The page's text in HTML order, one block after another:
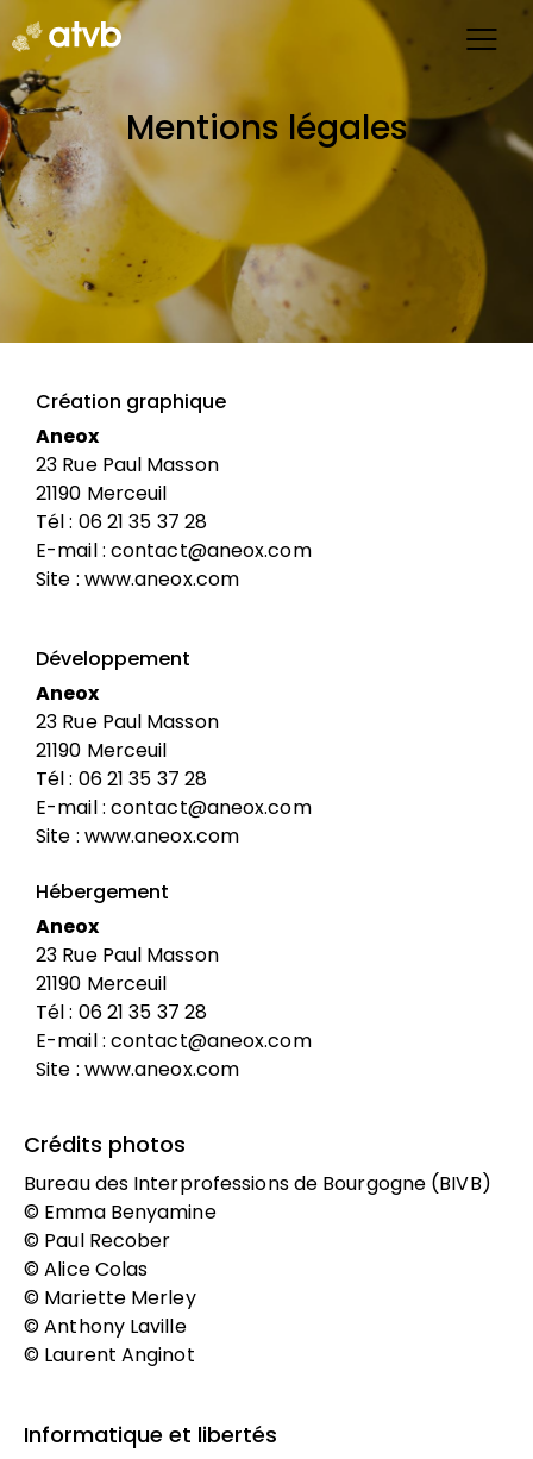
Mentions légales
Création graphique
Aneox
23 Rue Paul Masson
21190 Merceuil
Tél : 06 21 35 37 28
E-mail : contact@aneox.com
Site : www.aneox.com
Développement
Aneox
23 Rue Paul Masson
21190 Merceuil
Tél : 06 21 35 37 28
E-mail : contact@aneox.com
Site : www.aneox.com
Hébergement
Aneox
23 Rue Paul Masson
21190 Merceuil
Tél : 06 21 35 37 28
E-mail : contact@aneox.com
Site : www.aneox.com
Crédits photos
Bureau des Interprofessions de Bourgogne (BIVB)
© Emma Benyamine
© Paul Recober
© Alice Colas
© Mariette Merley
© Anthony Laville
© Laurent Anginot
Informatique et libertés